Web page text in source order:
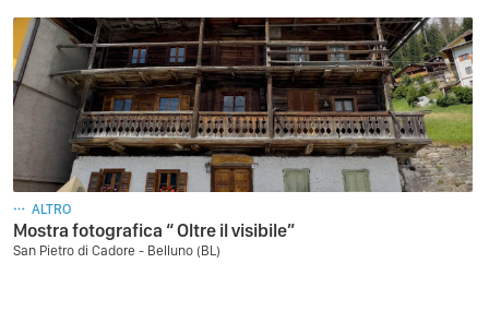
ALTRO
Mostra fotografica “ Oltre il visibile”
San Pietro di Cadore - Belluno (BL)